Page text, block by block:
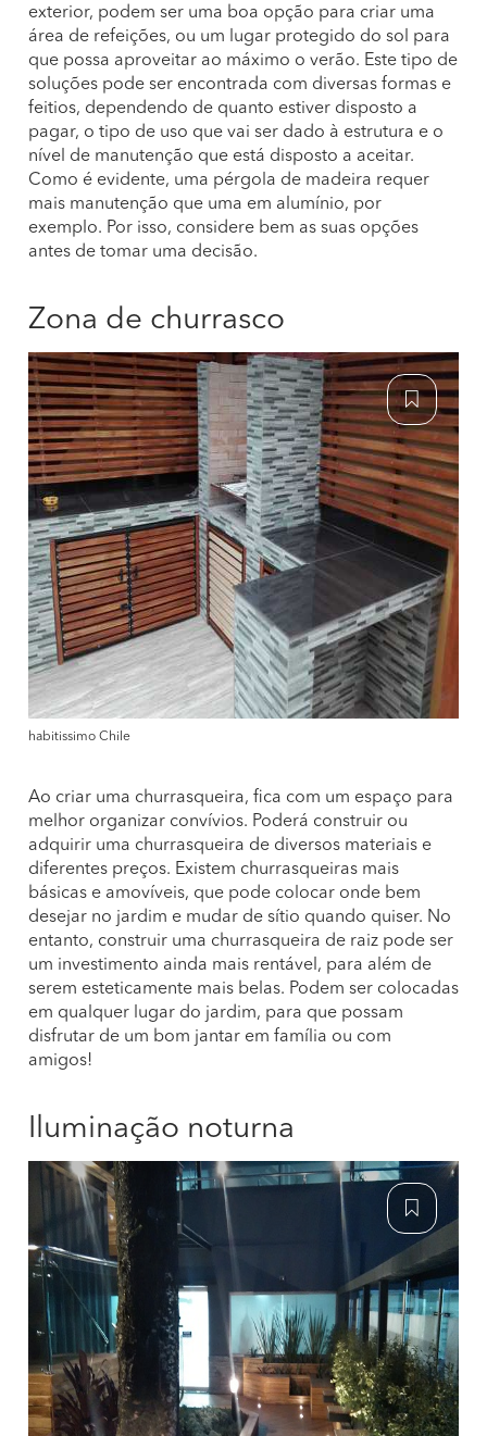
exterior, podem ser uma boa opção para criar uma
área de refeições, ou um lugar protegido do sol para
que possa aproveitar ao máximo o verão. Este tipo de
soluções pode ser encontrada com diversas formas e
feitios, dependendo de quanto estiver disposto a
pagar, o tipo de uso que vai ser dado à estrutura e o
nível de manutenção que está disposto a aceitar.
Como é evidente, uma pérgola de madeira requer
mais manutenção que uma em alumínio, por
exemplo. Por isso, considere bem as suas opções
antes de tomar uma decisão.
Zona de churrasco
habitissimo Chile
Ao criar uma churrasqueira, fica com um espaço para
melhor organizar convívios. Poderá construir ou
adquirir uma churrasqueira de diversos materiais e
diferentes preços. Existem churrasqueiras mais
básicas e amovíveis, que pode colocar onde bem
desejar no jardim e mudar de sítio quando quiser. No
entanto, construir uma churrasqueira de raiz pode ser
um investimento ainda mais rentável, para além de
serem esteticamente mais belas. Podem ser colocadas
em qualquer lugar do jardim, para que possam
disfrutar de um bom jantar em família ou com
amigos!
Iluminação noturna